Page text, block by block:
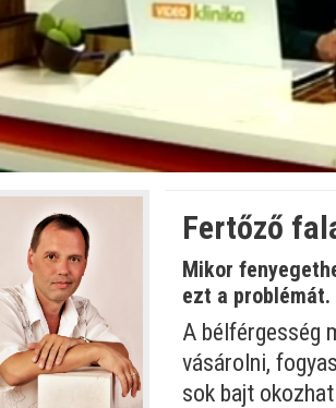
Némítás
kikapcsolva
Betöltve :
0%
Állapot:
0%
Fertőző
Mikor
ezt a problémát.
A bélférgesség
vásárolni,
sok bajt